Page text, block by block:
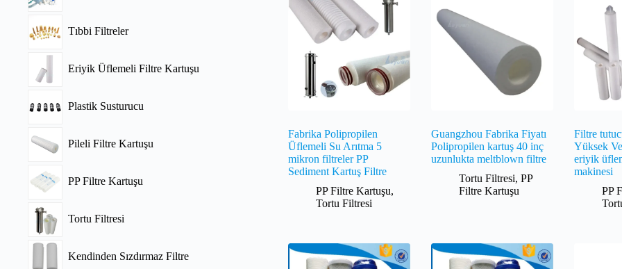
Fabrika Polipropilen
Üflemeli Su Arıtma 5
mikron filtreler PP
Sediment Kartuş Filtre
PP Filtre Kartuşu,
Tortu Filtresi
Guangzhou Fabrika Fiyatı
Polipropilen kartuş 40 inç
uzunlukta meltblown filtre
Tortu Filtresi,PP
Filtre Kartuşu
Filtre
Yüksek
eriyik
makinesi
PP
Tıbbi Filtreler
Eriyik Üflemeli Filtre Kartuşu
Plastik Susturucu
Pileli Filtre Kartuşu
PP Filtre Kartuşu
Tortu Filtresi
Kendinden Sızdırmaz Filtre